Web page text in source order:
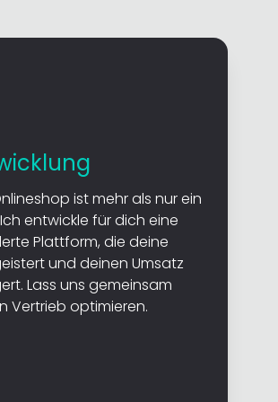
ist mehr als nur ein
entwickle für dich eine
Plattform, die deine
und deinen Umsatz
Lass uns gemeinsam
Vertrieb optimieren.